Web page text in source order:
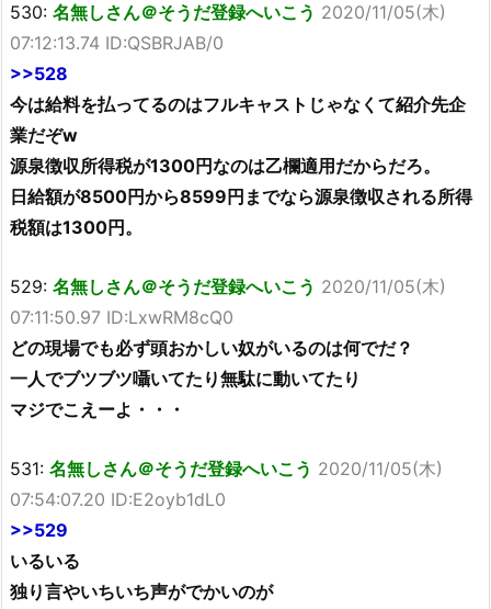
530: 名無しさん＠そうだ登録へいこう 2020/11/05(木)
07:12:13.74 ID:QSBRJAB/0
>>528
今は給料を払ってるのはフルキャストじゃなくて紹介先企
業だぞw
源泉徴収所得税が1300円なのは乙欄適用だからだろ。
日給額が8500円から8599円までなら源泉徴収される所得
税額は1300円。
529: 名無しさん＠そうだ登録へいこう 2020/11/05(木)
07:11:50.97 ID:LxwRM8cQ0
どの現場でも必ず頭おかしい奴がいるのは何でだ？
一人でブツブツ囁いてたり無駄に動いてたり
マジでこえーよ・・・
531: 名無しさん＠そうだ登録へいこう 2020/11/05(木)
07:54:07.20 ID:E2oyb1dL0
>>529
いるいる
独り言やいちいち声がでかいのが